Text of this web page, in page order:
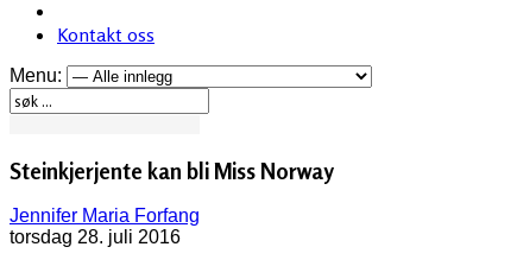
Kontakt oss
Menu:
Steinkjerjente kan bli Miss Norway
Jennifer Maria Forfang
torsdag 28. juli 2016